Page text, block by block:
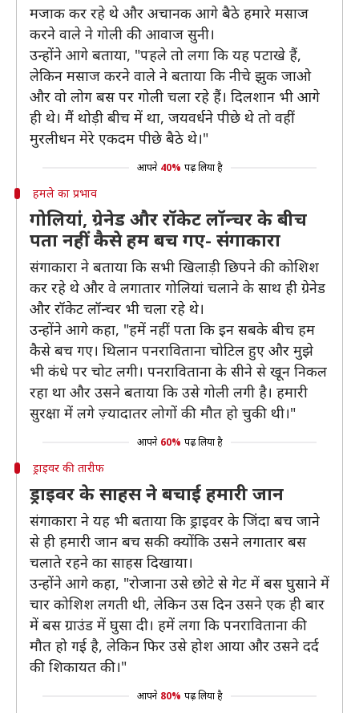
मजाक कर रहे थे और अचानक आगे बैठे हमारे मसाज
करने वाले ने गोली की आवाज सुनी।
उन्होंने आगे बताया, "पहले तो लगा कि यह पटाखे हैं,
लेकिन मसाज करने वाले ने बताया कि नीचे झुक जाओ
और वो लोग बस पर गोली चला रहे हैं। दिलशान भी आगे
ही थे। मैं थोड़ी बीच में था, जयवर्धने पीछे थे तो वहीं
मुरलीधन मेरे एकदम पीछे बैठे थे।"
आपने 40% पढ़ लिया है
हमले का प्रभाव
गोलियां, ग्रेनेड और रॉकेट लॉन्चर के बीच
पता नहीं कैसे हम बच गए- संगाकारा
संगाकारा ने बताया कि सभी खिलाड़ी छिपने की कोशिश
कर रहे थे और वे लगातार गोलियां चलाने के साथ ही ग्रेनेड
और रॉकेट लॉन्चर भी चला रहे थे।
उन्होंने आगे कहा, "हमें नहीं पता कि इन सबके बीच हम
कैसे बच गए। थिलान पनराविताना चोटिल हुए और मुझे
भी कंधे पर चोट लगी। पनराविताना के सीने से खून निकल
रहा था और उसने बताया कि उसे गोली लगी है। हमारी
सुरक्षा में लगे ज़्यादातर लोगों की मौत हो चुकी थी।"
आपने 60% पढ़ लिया है
ड्राइवर की तारीफ
ड्राइवर के साहस ने बचाई हमारी जान
संगाकारा ने यह भी बताया कि ड्राइवर के जिंदा बच जाने
से ही हमारी जान बच सकी क्योंकि उसने लगातार बस
चलाते रहने का साहस दिखाया।
उन्होंने आगे कहा, "रोजाना उसे छोटे से गेट में बस घुसाने में
चार कोशिश लगती थी, लेकिन उस दिन उसने एक ही बार
में बस ग्राउंड में घुसा दी। हमें लगा कि पनराविताना की
मौत हो गई है, लेकिन फिर उसे होश आया और उसने दर्द
की शिकायत की।"
आपने 80% पढ़ लिया है